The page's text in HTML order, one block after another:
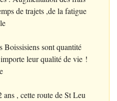
de trajets ,de la fatigue
Boissisiens sont quantité
leur qualité de vie !
, cette route de St Leu